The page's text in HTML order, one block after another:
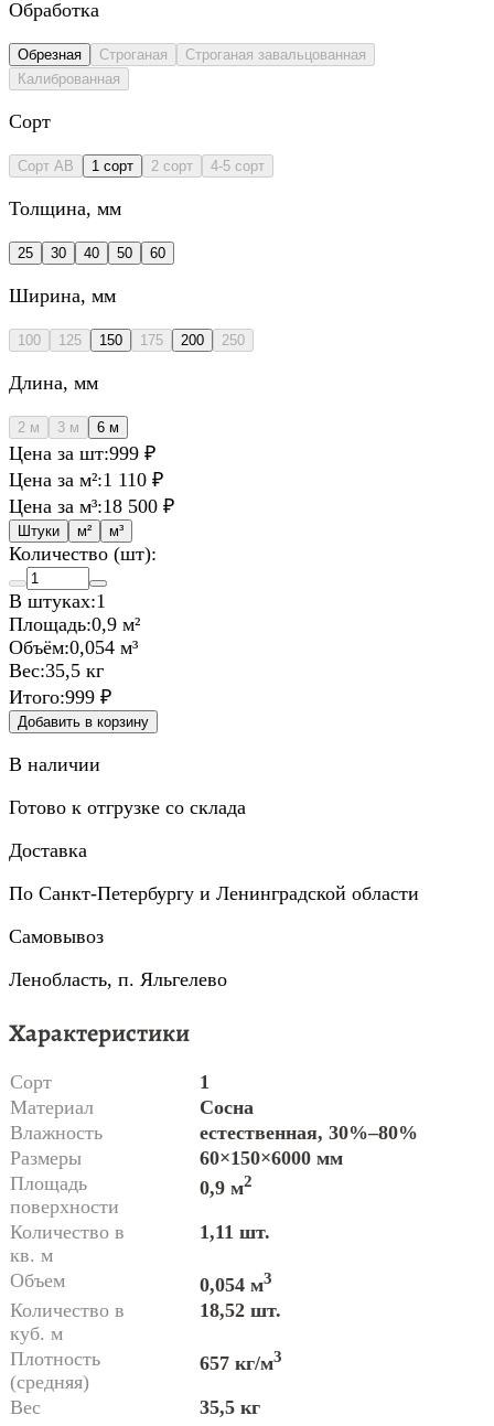
Обработка
Обрезная Строганая
Строганая завальцованная
Калиброванная
Сорт
Сорт AB 1 сорт 2 сорт 4-5 сорт
Толщина, мм
25 30 40 50 60
Ширина, мм
100 125 150 175 200 250
Длина, мм
2 м 3 м 6 м
Цена за шт:999 ₽
Цена за м²:1 110 ₽
Цена за м³:18 500 ₽
Штуки м² м³
Количество (шт):
В штуках:1
Площадь:0,9 м²
Объём:0,054 м³
Вес:35,5 кг
Итого:999 ₽
Добавить в корзину
В наличии
Готово к отгрузке со склада
Доставка
По Санкт-Петербургу и Ленинградской области
Самовывоз
Ленобласть, п. Яльгелево
Характеристики
Сорт
1
Материал
Сосна
Влажность
естественная, 30%–80%
Размеры
60×150×6000 мм
Площадь
поверхности
0,9 м2
Количество в
кв. м
1,11 шт.
Объем 0,054 м3
Количество в
куб. м
18,52 шт.
Плотность
(средняя)
657 кг/м3
Вес 35,5 кг